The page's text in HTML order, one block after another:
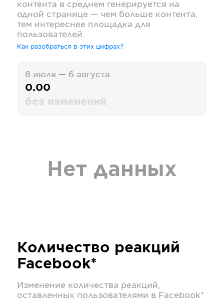
контента в среднем генерируется на
одной странице — чем больше контента,
тем интереснее площадка для
пользователей.
Как разобраться в этих цифрах?
8 июля — 6 августа
0.00
без изменений
Нет данных
Количество реакций
Facebook*
Изменение количества реакций,
оставленных пользователями в Facebook*